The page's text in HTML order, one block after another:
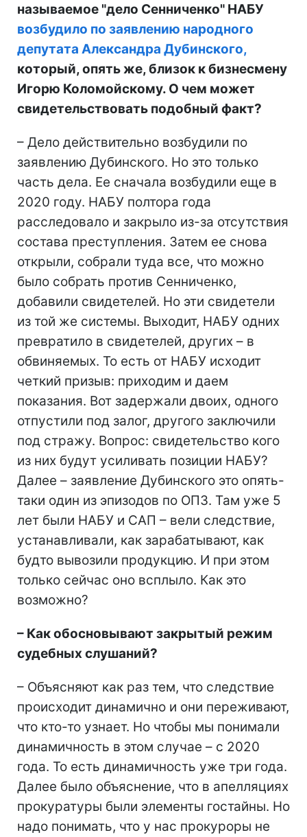
называемое "дело Сенниченко" НАБУ
возбудило по заявлению народного
депутата Александра Дубинского,
который, опять же, близок к бизнесмену
Игорю Коломойскому. О чем может
свидетельствовать подобный факт?
– Дело действительно возбудили по
заявлению Дубинского. Но это только
часть дела. Ее сначала возбудили еще в
2020 году. НАБУ полтора года
расследовало и закрыло из-за отсутствия
состава преступления. Затем ее снова
открыли, собрали туда все, что можно
было собрать против Сенниченко,
добавили свидетелей. Но эти свидетели
из той же системы. Выходит, НАБУ одних
превратило в свидетелей, других – в
обвиняемых. То есть от НАБУ исходит
четкий призыв: приходим и даем
показания. Вот задержали двоих, одного
отпустили под залог, другого заключили
под стражу. Вопрос: свидетельство кого
из них будут усиливать позиции НАБУ?
Далее – заявление Дубинского это опять-
таки один из эпизодов по ОПЗ. Там уже 5
лет были НАБУ и САП – вели следствие,
устанавливали, как зарабатывают, как
будто вывозили продукцию. И при этом
только сейчас оно всплыло. Как это
возможно?
– Как обосновывают закрытый режим
судебных слушаний?
– Объясняют как раз тем, что следствие
происходит динамично и они переживают,
что кто-то узнает. Но чтобы мы понимали
динамичность в этом случае – с 2020
года. То есть динамичность уже три года.
Далее было объяснение, что в апелляциях
прокуратуры были элементы гостайны. Но
надо понимать, что у нас прокуроры не